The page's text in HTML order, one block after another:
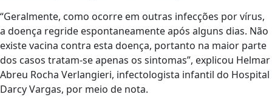
“Geralmente, como ocorre em outras infecções por vírus,
a doença regride espontaneamente após alguns dias. Não
existe vacina contra esta doença, portanto na maior parte
dos casos tratam-se apenas os sintomas”, explicou Helmar
Abreu Rocha Verlangieri, infectologista infantil do Hospital
Darcy Vargas, por meio de nota.